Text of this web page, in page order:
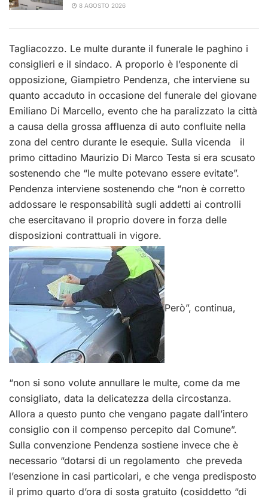
8 AGOSTO 2026
Tagliacozzo. Le multe durante il funerale le paghino i
consiglieri e il sindaco. A proporlo è l’esponente di
opposizione, Giampietro Pendenza, che interviene su
quanto accaduto in occasione del funerale del giovane
Emiliano Di Marcello, evento che ha paralizzato la città
a causa della grossa affluenza di auto confluite nella
zona del centro durante le esequie. Sulla vicenda il
primo cittadino Maurizio Di Marco Testa si era scusato
sostenendo che “le multe potevano essere evitate”.
Pendenza interviene sostenendo che “non è corretto
addossare le responsabilità sugli addetti ai controlli
che esercitavano il proprio dovere in forza delle
disposizioni contrattuali in vigore.
Però”, continua,
“non si sono volute annullare le multe, come da me
consigliato, data la delicatezza della circostanza.
Allora a questo punto che vengano pagate dall’intero
consiglio con il compenso percepito dal Comune”.
Sulla convenzione Pendenza sostiene invece che è
necessario “dotarsi di un regolamento che preveda
l’esenzione in casi particolari, e che venga predisposto
il primo quarto d’ora di sosta gratuito (cosiddetto “di